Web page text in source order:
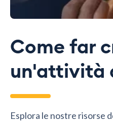
Come far
un'attività
Esplora le nostre risorse